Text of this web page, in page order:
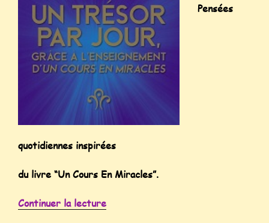
Pensées
quotidiennes inspirées
du livre “Un Cours En Miracles”.
Continuer la lecture